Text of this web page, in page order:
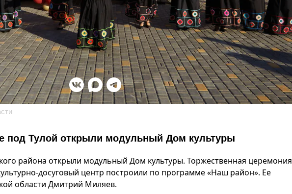
под Тулой открыли модульный Дом культуры
района открыли модульный Дом культуры. Торжественная церемония
досуговый центр построили по программе «Наш район». Ее
области Дмитрий Миляев.